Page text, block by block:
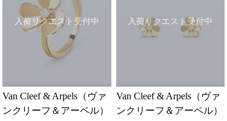
入荷リクエスト受付中
Van Cleef & Arpels（ヴァ
ンクリーフ＆アーペル）
入荷リクエスト受付中
Van Cleef & Arpels（ヴァ
ンクリーフ＆アーペル）